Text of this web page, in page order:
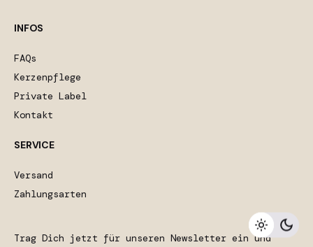
INFOS
FAQs
Kerzenpflege
Private Label
Kontakt
SERVICE
Versand
Zahlungsarten
Trag Dich jetzt für unseren Newsletter ein und